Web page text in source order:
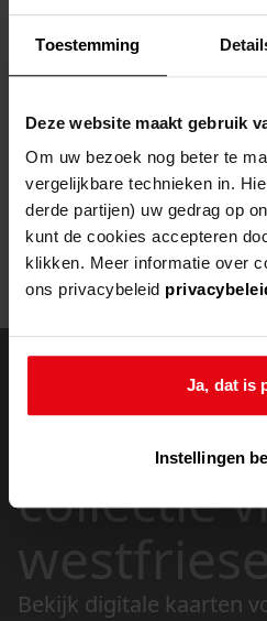
Toestemming
Deze website maakt gebruik
Om uw bezoek nog beter te
vergelijkbare technieken in.
derde partijen) uw gedrag op
kunt de cookies accepteren
klikken. Meer informatie over
ons privacybeleid
Ja, dat is
Instellingen
Helaas, er is een fout opgetreden
Mogelijk kunt u deze pagina niet
een verouderde bladwijzer/
een zoekmachine heeft een
eenfout getyptadres
doorzoek
collectie
Bekijk digitale kaarten